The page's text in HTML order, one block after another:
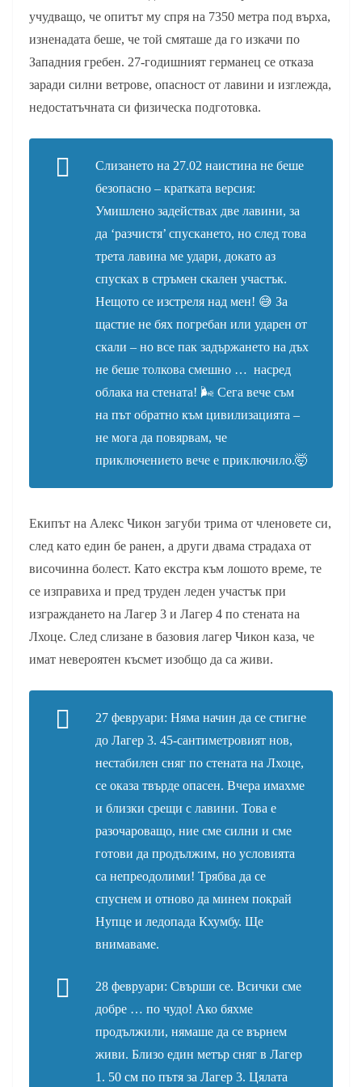
учудващо, че опитът му спря на 7350 метра под върха,
изненадата беше, че той смяташе да го изкачи по
Западния гребен. 27-годишният германец се отказа
заради силни ветрове, опасност от лавини и изглежда,
недостатъчната си физическа подготовка.
Слизането на 27.02 наистина не беше
безопасно – кратката версия:
Умишлено задействах две лавини, за
да ‘разчистя’ спускането, но след това
трета лавина ме удари, докато аз
спусках в стръмен скален участък.
Нещото се изстреля над мен! 😅 За
щастие не бях погребан или ударен от
скали – но все пак задържането на дъх
не беше толкова смешно … насред
облака на стената! 🌬 Сега вече съм
на път обратно към цивилизацията –
не мога да повярвам, че
приключението вече е приключило.🤯
Екипът на Алекс Чикон загуби трима от членовете си,
след като един бе ранен, а други двама страдаха от
височинна болест. Като екстра към лошото време, те
се изправиха и пред труден леден участък при
изграждането на Лагер 3 и Лагер 4 по стената на
Лхоце. След слизане в базовия лагер Чикон каза, че
имат невероятен късмет изобщо да са живи.
27 февруари: Няма начин да се стигне
до Лагер 3. 45-сантиметровият нов,
нестабилен сняг по стената на Лхоце,
се оказа твърде опасен. Вчера имахме
и близки срещи с лавини. Това е
разочароващо, ние сме силни и сме
готови да продължим, но условията
са непреодолими! Трябва да се
спуснем и отново да минем покрай
Нупце и ледопада Кхумбу. Ще
внимаваме.
28 февруари: Свърши се. Всички сме
добре … по чудо! Ако бяхме
продължили, нямаше да се върнем
живи. Близо един метър сняг в Лагер
1. 50 см по пътя за Лагер 3. Цялата